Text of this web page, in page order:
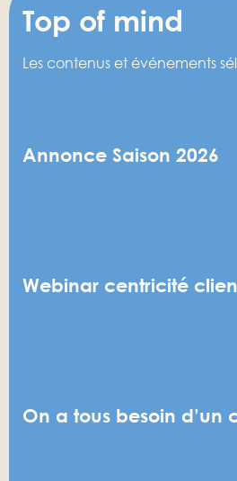
Top of mind
Les contenus et événements
Annonce Saison 2026
Webinar centricité
On a tous besoin d’un